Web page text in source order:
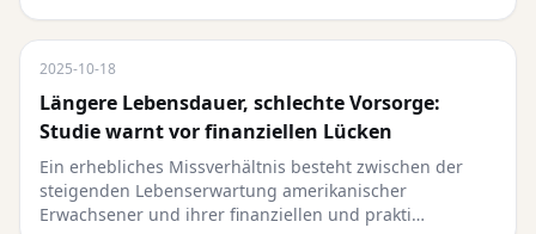
2025-10-18
Längere Lebensdauer, schlechte Vorsorge:
Studie warnt vor finanziellen Lücken
Ein erhebliches Missverhältnis besteht zwischen der
steigenden Lebenserwartung amerikanischer
Erwachsener und ihrer finanziellen und prakti…